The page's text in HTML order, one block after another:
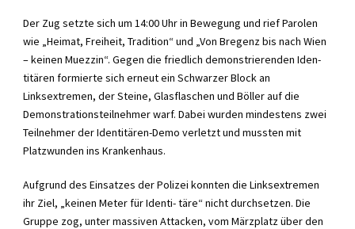
Der Zug setzte sich um 14:00 Uhr in Bewegung und rief Parolen
wie „Heimat, Freiheit, Tradition“ und „Von Bregenz bis nach Wien
– keinen Muezzin“. Gegen die friedlich demonstrierenden Iden-
titären formierte sich erneut ein Schwarzer Block an
Linksextremen, der Steine, Glasflaschen und Böller auf die
Demonstrationsteilnehmer warf. Dabei wurden mindestens zwei
Teilnehmer der Identitären-Demo verletzt und mussten mit
Platzwunden ins Krankenhaus.
Aufgrund des Einsatzes der Polizei konnten die Linksextremen
ihr Ziel, „keinen Meter für Identi- täre“ nicht durchsetzen. Die
Gruppe zog, unter massiven Attacken, vom Märzplatz über den